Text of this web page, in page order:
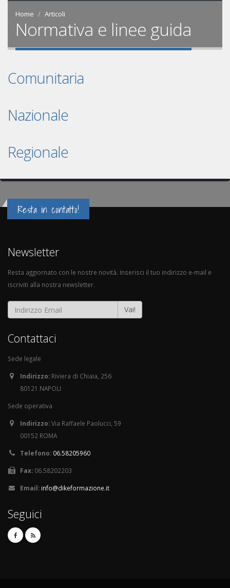
Home Articoli
Normativa e linee guida
Comunitaria
Nazionale
Regionale
Resta in contatto!
Newsletter
Resta aggiornato con le nostre novità. Inserisci il tuo indirizzo e-mail e
iscriviti alla nostra newsletter.
Vai!
Contattaci
Sede legale
Indirizzo: Riviera di Chiaia, 256
80121 NAPOLI
Sede operativa
Indirizzo:Via Raffaele Paolucci, 59
00152 ROMA
Telefono: 06.58205960
Fax: 06.58202203
Email: info@dikeformazione.it
Seguici